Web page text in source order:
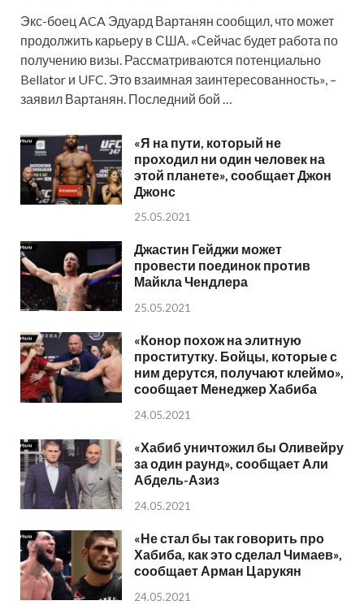
Экс-боец ACA Эдуард Вартанян сообщил, что может
продолжить карьеру в США. «Сейчас будет работа по
получению визы. Рассматриваются потенциально
Bellator и UFC. Это взаимная заинтересованность», –
заявил Вартанян. Последний бой …
«Я на пути, который не
проходил ни один человек на
этой планете», сообщает Джон
Джонс
25.05.2021
Джастин Гейджи может
провести поединок против
Майкла Чендлера
25.05.2021
«Конор похож на элитную
проститутку. Бойцы, которые с
ним дерутся, получают клеймо»,
сообщает Менеджер Хабиба
24.05.2021
«Хабиб уничтожил бы Оливейру
за один раунд», сообщает Али
Абдель-Азиз
24.05.2021
«Не стал бы так говорить про
Хабиба, как это сделал Чимаев»,
сообщает Арман Царукян
24.05.2021